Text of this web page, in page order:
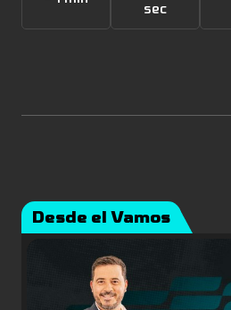
sec
Desde el Vamos